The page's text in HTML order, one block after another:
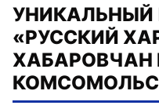
УНИКАЛЬНЫЙ
«РУССКИЙ
ХАБАРОВЧАН